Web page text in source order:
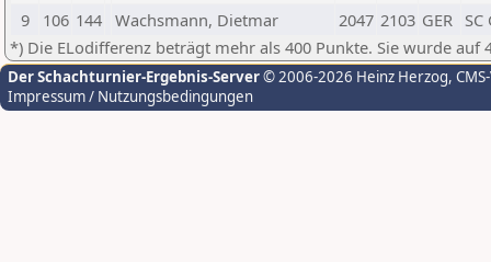
9
106 144 Wachsmann, Dietmar 2047 2103 GER
*) Die ELodifferenz beträgt mehr als 400 Punkte. Sie wurde auf
Der Schachturnier-Ergebnis-Server© 2006-2026 Heinz Herzog,
Impressum / Nutzungsbedingungen